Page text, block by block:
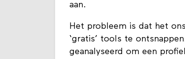
aan.
Het probleem is dat het
‘gratis’ tools te
geanalyseerd om een